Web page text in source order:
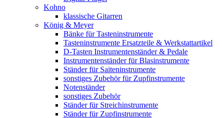
Kohno
klassische Gitarren
König & Meyer
Bänke für Tasteninstrumente
Tasteninstrumente Ersatzteile & Werkstattartikel
D-Tasten Instrumentenständer & Pedale
Instrumentenständer für Blasinstrumente
Ständer für Saiteninstrumente
sonstiges Zubehör für Zupfinstrumente
Notenständer
sonstiges Zubehör
Ständer für Streichinstrumente
Ständer für Zupfinstrumente